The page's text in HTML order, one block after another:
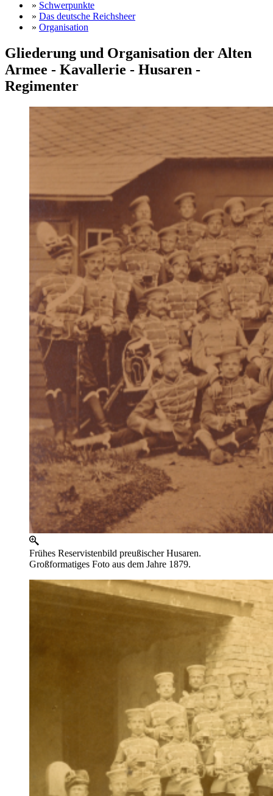
» Schwerpunkte
» Das deutsche Reichsheer
» Organisation
Gliederung und Organisation der Alten
Armee - Kavallerie - Husaren -
Regimenter
Frühes Reservistenbild preußischer Husaren.
Großformatiges Foto aus dem Jahre 1879.